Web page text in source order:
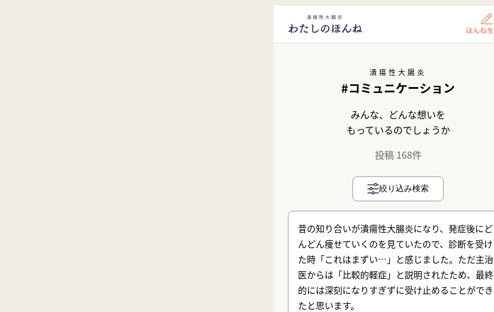
潰瘍性大腸炎
#コミュニケーション
みんな、どんな想いを
もっているのでしょうか
投稿 168件
絞り込み検索
昔の知り合いが潰瘍性大腸炎になり、発症後にど
んどん痩せていくのを見ていたので、診断を受け
た時「これはまずい…」と感じました。ただ主治
医からは「比較的軽症」と説明されたため、最終
的には深刻になりすぎずに受け止めることができ
たと思います。